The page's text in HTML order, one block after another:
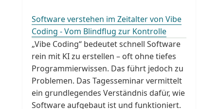
Software verstehen im Zeitalter von Vibe
Coding - Vom Blindflug zur Kontrolle
„Vibe Coding“ bedeutet schnell Software
rein mit KI zu erstellen – oft ohne tiefes
Programmierwissen. Das führt jedoch zu
Problemen. Das Tagesseminar vermittelt
ein grundlegendes Verständnis dafür, wie
Software aufgebaut ist und funktioniert.